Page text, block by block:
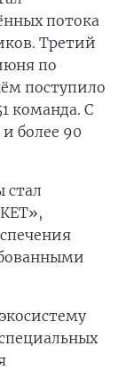
потока
Третий
по
поступило
команда. С
более 90
стал